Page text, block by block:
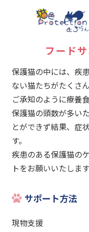
フード
保護猫の中には、疾
ない猫たちがたくさ
ご承知のように療養
保護猫の頭数が多い
とができず結果、症
す。
疾患のある保護猫の
トをお願いいたします
サポート方法
現物支援